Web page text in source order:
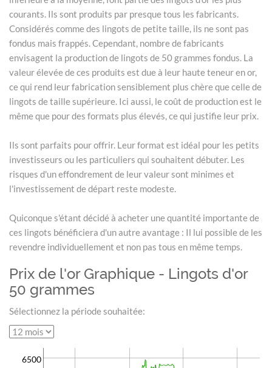
courants. Ils sont produits par presque tous les fabricants.
Considérés comme des lingots de petite taille, ils ne sont pas
fondus mais frappés. Cependant, nombre de fabricants
envisagent la production de lingots de 50 grammes fondus. La
valeur élevée de ces produits est due à leur haute teneur en or,
ce qui rend leur fabrication sensiblement plus chère que celle de
lingots de taille supérieure. Ici aussi, le coût de production est le
même que pour des formats plus élevés, ce qui justifie leur prix.
Ils sont parfaits pour offrir. Leur format est idéal pour les petits
investisseurs ou les particuliers qui souhaitent débuter. Les
risques d'un effondrement de leur valeur sont minimes et
l'investissement de départ reste modeste.
Quiconque s'étant décidé à acheter une quantité importante de
ces lingots bénéficiera d'un autre avantage : Il lui possible de les
revendre individuellement et non pas tous en même temps.
Prix de l'or Graphique - Lingots d'or
50 grammes
Sélectionnez la période souhaitée:
6500